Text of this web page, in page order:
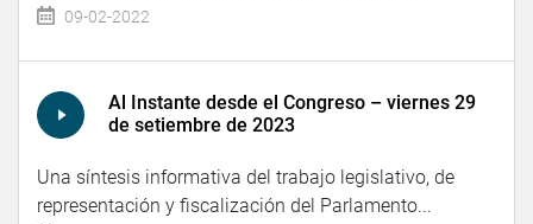
09-02-2022
Al Instante desde el Congreso – viernes 29
de setiembre de 2023
Una síntesis informativa del trabajo legislativo, de
representación y fiscalización del Parlamento...